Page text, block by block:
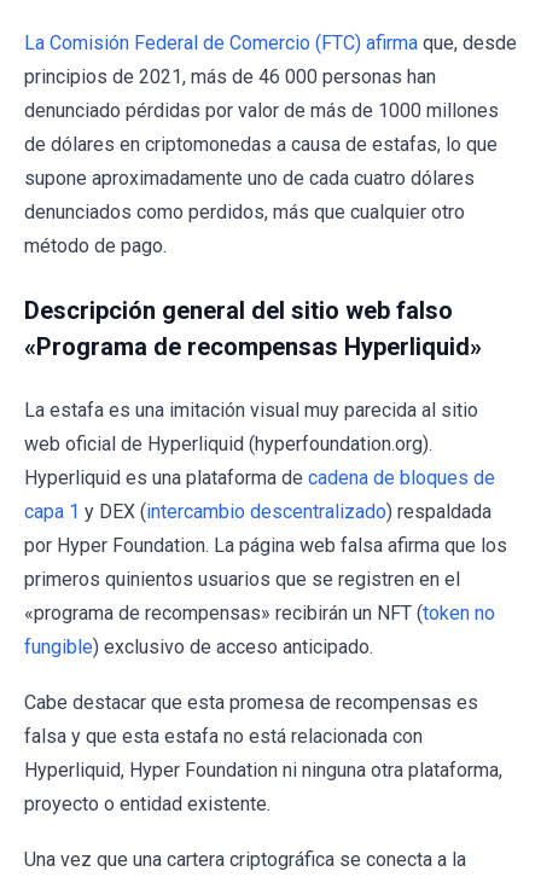
La Comisión Federal de Comercio (FTC) afirma que, desde
principios de 2021, más de 46 000 personas han
denunciado pérdidas por valor de más de 1000 millones
de dólares en criptomonedas a causa de estafas, lo que
supone aproximadamente uno de cada cuatro dólares
denunciados como perdidos, más que cualquier otro
método de pago.
Descripción general del sitio web falso
«Programa de recompensas Hyperliquid»
La estafa es una imitación visual muy parecida al sitio
web oficial de Hyperliquid (hyperfoundation.org).
Hyperliquid es una plataforma de cadena de bloques de
capa 1 y DEX (intercambio descentralizado) respaldada
por Hyper Foundation. La página web falsa afirma que los
primeros quinientos usuarios que se registren en el
«programa de recompensas» recibirán un NFT (token no
fungible) exclusivo de acceso anticipado.
Cabe destacar que esta promesa de recompensas es
falsa y que esta estafa no está relacionada con
Hyperliquid, Hyper Foundation ni ninguna otra plataforma,
proyecto o entidad existente.
Una vez que una cartera criptográfica se conecta a la